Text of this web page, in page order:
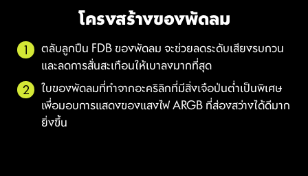
โครงสร้างของพัดลม
ตลับลูกปืน FDB ของพัดลม จะช่วยลดระดับเสียงรบกวน
และลดการสั่นสะเทือนให้เบาลงมากที่สุด
ใบของพัดลมที่ทำจากอะคริลิกที่มีสิ่งเจือป่นต่ำเป็นพิเศษ
เพื่อมอบการแสดงของแสงไฟ ARGB ที่ส่องสว่างได้ดีมาก
ยิ่งขึ้น